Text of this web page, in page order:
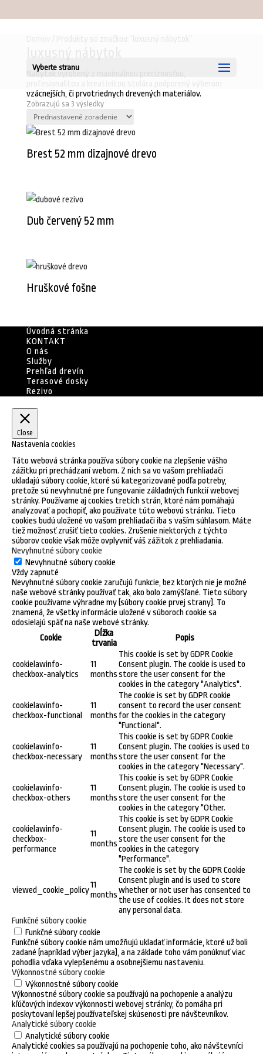
Vyberte stranu
Nábytok vyrobený z maximálnou precíznosťou,
vzácnejších, či prvotriednych drevených materiálov.
Zobrazujú sa 3 výsledky
Brest 52 mm dizajnové drevo
Dub červený 52 mm
Hruškové fošne
Úvodná stránka
KONTAKT
O nás
Služby
Prehľad drevín
Terasové dosky
Rezivo
Close
Nastavenia cookies
Táto webová stránka používa súbory cookie na zlepšenie vášho
zážitku pri prechádzaní webom. Z nich sa vo vašom prehliadači
ukladajú súbory cookie, ktoré sú kategorizované podľa potreby,
pretože sú nevyhnutné pre fungovanie základných funkcií webovej
stránky. Používame aj cookies tretích strán, ktoré nám pomáhajú
analyzovať a pochopiť, ako používate túto webovú stránku. Tieto
cookies budú uložené vo vašom prehliadači iba s vaším súhlasom. Máte
tiež možnosť zrušiť tieto cookies. Zrušenie niektorých z týchto
súborov cookie však môže ovplyvniť váš zážitok z prehliadania.
Nevyhnutné súbory cookie
Nevyhnutné súbory cookie
Vždy zapnuté
Nevyhnutné súbory cookie zaručujú funkcie, bez ktorých nie je možné
naše webové stránky používať tak, ako bolo zamýšľané. Tieto súbory
cookie používame výhradne my (súbory cookie prvej strany). To
znamená, že všetky informácie uložené v súboroch cookie sa
odosielajú späť na naše webové stránky.
Cookie
Dĺžka
trvania
Popis
cookielawinfo-
checkbox-analytics
11
months
This cookie is set by GDPR Cookie
Consent plugin. The cookie is used to
store the user consent for the
cookies in the category "Analytics".
cookielawinfo-
checkbox-functional
11
months
The cookie is set by GDPR cookie
consent to record the user consent
for the cookies in the category
"Functional".
cookielawinfo-
checkbox-necessary
11
months
This cookie is set by GDPR Cookie
Consent plugin. The cookies is used to
store the user consent for the
cookies in the category "Necessary".
cookielawinfo-
checkbox-others
11
months
This cookie is set by GDPR Cookie
Consent plugin. The cookie is used to
store the user consent for the
cookies in the category "Other.
cookielawinfo-
checkbox-
performance
11
months
This cookie is set by GDPR Cookie
Consent plugin. The cookie is used to
store the user consent for the
cookies in the category
"Performance".
viewed_cookie_policy
11
months
The cookie is set by the GDPR Cookie
Consent plugin and is used to store
whether or not user has consented to
the use of cookies. It does not store
any personal data.
Funkčné súbory cookie
Funkčné súbory cookie
Funkčné súbory cookie nám umožňujú ukladať informácie, ktoré už boli
zadané (napríklad výber jazyka), a na základe toho vám ponúknuť viac
pohodlia vďaka vylepšenému a osobnejšiemu nastaveniu.
Výkonnostné súbory cookie
Výkonnostné súbory cookie
Výkonnostné súbory cookie sa používajú na pochopenie a analýzu
kľúčových indexov výkonnosti webovej stránky, čo pomáha pri
poskytovaní lepšej používateľskej skúsenosti pre návštevníkov.
Analytické súbory cookie
Analytické súbory cookie
Analytické cookies sa používajú na pochopenie toho, ako návštevníci